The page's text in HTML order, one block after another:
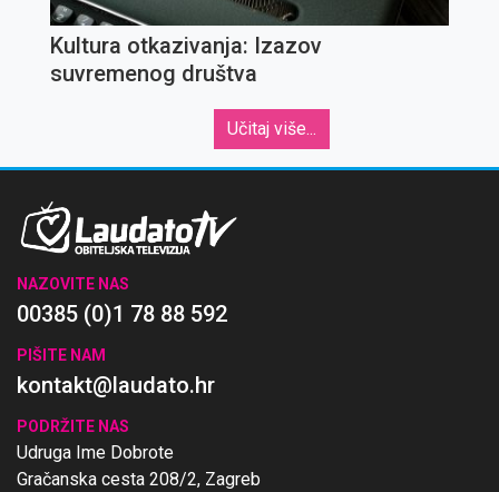
Kultura otkazivanja: Izazov
suvremenog društva
Učitaj više...
NAZOVITE NAS
00385 (0)1 78 88 592
PIŠITE NAM
kontakt@laudato.hr
PODRŽITE NAS
Udruga Ime Dobrote
Gračanska cesta 208/2, Zagreb